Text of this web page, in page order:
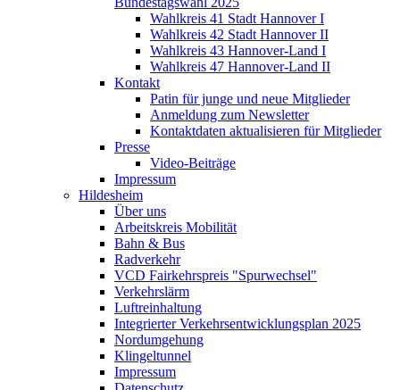
Wahlkreis 41 Stadt Hannover I
Wahlkreis 42 Stadt Hannover II
Wahlkreis 43 Hannover-Land I
Wahlkreis 47 Hannover-Land II
Kontakt
Patin für junge und neue Mitglieder
Anmeldung zum Newsletter
Kontaktdaten aktualisieren für Mitglieder
Presse
Video-Beiträge
Impressum
Hildesheim
Über uns
Arbeitskreis Mobilität
Bahn & Bus
Radverkehr
VCD Fairkehrspreis "Spurwechsel"
Verkehrslärm
Luftreinhaltung
Integrierter Verkehrsentwicklungsplan 2025
Nordumgehung
Klingeltunnel
Impressum